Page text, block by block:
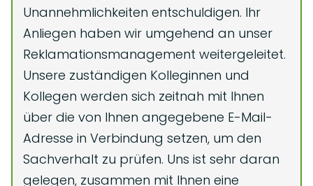
Unannehmlichkeiten entschuldigen. Ihr
Anliegen haben wir umgehend an unser
Reklamationsmanagement weitergeleitet.
Unsere zuständigen Kolleginnen und
Kollegen werden sich zeitnah mit Ihnen
über die von Ihnen angegebene E-Mail-
Adresse in Verbindung setzen, um den
Sachverhalt zu prüfen. Uns ist sehr daran
gelegen, zusammen mit Ihnen eine